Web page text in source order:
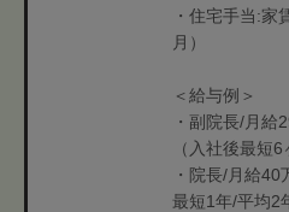
・住宅手当:家
月）
＜給与例＞
・副院長/月給
（入社後最短6
・院長/月給
最短1年/平均2